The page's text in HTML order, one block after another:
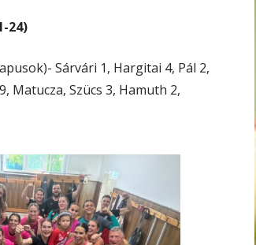
24)
Sárvári 1, Hargitai 4, Pál 2,
Matucza, Szücs 3, Hamuth 2,